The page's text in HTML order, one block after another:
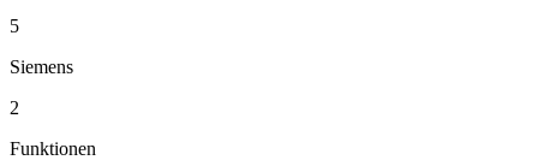
5
Siemens
2
Funktionen